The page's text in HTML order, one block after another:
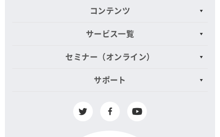
コンテンツ
サービス一覧
セミナー（オンライン）
サポート